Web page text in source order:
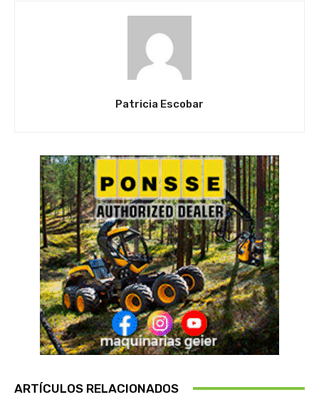
Patricia Escobar
ARTÍCULOS RELACIONADOS